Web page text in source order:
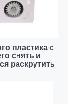
пластика с
снять и
раскрутить